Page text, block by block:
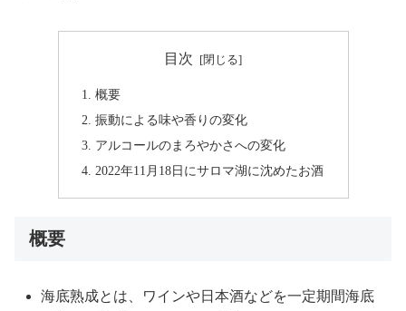
目次
概要
振動による味や香りの変化
アルコールのまろやかさへの変化
2022年11月18日にサロマ湖に沈めたお酒
概要
海底熟成とは、ワインや日本酒などを一定期間海底